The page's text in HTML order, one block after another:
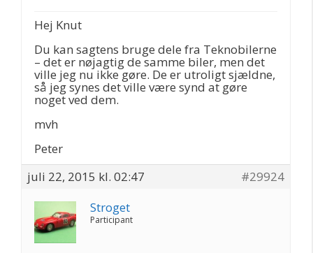
Hej Knut
Du kan sagtens bruge dele fra Teknobilerne
– det er nøjagtig de samme biler, men det
ville jeg nu ikke gøre. De er utroligt sjældne,
så jeg synes det ville være synd at gøre
noget ved dem.
mvh
Peter
juli 22, 2015 kl. 02:47
#29924
Stroget
Participant